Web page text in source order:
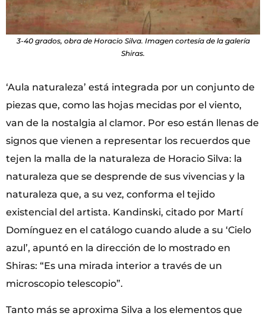
3-40 grados, obra de Horacio Silva. Imagen cortesía de la galería
Shiras.
‘Aula naturaleza’ está integrada por un conjunto de
piezas que, como las hojas mecidas por el viento,
van de la nostalgia al clamor. Por eso están llenas de
signos que vienen a representar los recuerdos que
tejen la malla de la naturaleza de Horacio Silva: la
naturaleza que se desprende de sus vivencias y la
naturaleza que, a su vez, conforma el tejido
existencial del artista. Kandinski, citado por Martí
Domínguez en el catálogo cuando alude a su ‘Cielo
azul’, apuntó en la dirección de lo mostrado en
Shiras: “Es una mirada interior a través de un
microscopio telescopio”.
Tanto más se aproxima Silva a los elementos que